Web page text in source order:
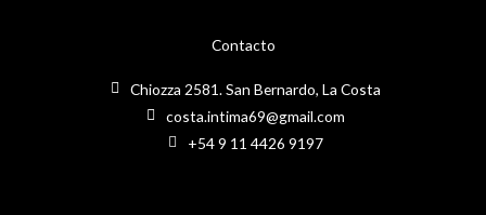
Contacto
Chiozza 2581. San Bernardo, La Costa
costa.intima69@gmail.com
+54 9 11 4426 9197